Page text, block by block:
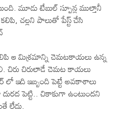
మూడు టేబుల్ స్పూన్ల ముల్తానీ
చల్లని పాలుతో పేస్ట్ చేసి
ఆ మిశ్రమాన్ని చెమటకాయలు ఉన్న
చిరు చిరులాడే చెమట కాయలు
ఇది ఇబ్బంది పెట్టే అవకాశాలు
పెట్టి.. చికాకుగా ఉంటుందని
లేదు.